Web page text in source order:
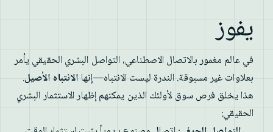
يفوز
في عالم مغمور بالاتصال الاصطناعي، التواصل البشري الحقيقي يأمر
بعلاوات غير مسبوقة. الندرة ليست الانتباه—إنهاالانتباه الأصيل.
هذا يخلق فرص سوق لأولئك الذين يمكنهم إظهار الاستثمار البشري
الحقيقي: